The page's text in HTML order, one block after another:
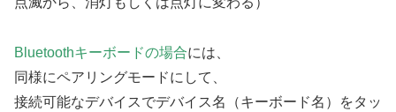
Bluetoothキーボードの場合には、
同様にペアリングモードにして、
接続可能なデバイスでデバイス名（キーボード名）をタッ